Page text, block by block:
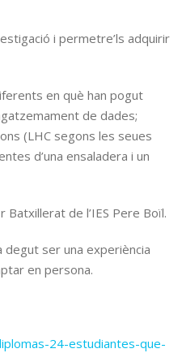
i permetre’ls adquirir
en què han pogut
de dades;
(LHC segons les seues
d’una ensaladera i un
Batxillerat de l’IES Pere Boïl.
ser una experiència
en persona.
24-estudiantes-que-